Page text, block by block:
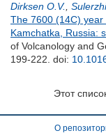
Dirksen O.V.
The 7600 (14C) year
Kamchatka, Russia:
of Volcanology and
199-222. doi:
Этот
О